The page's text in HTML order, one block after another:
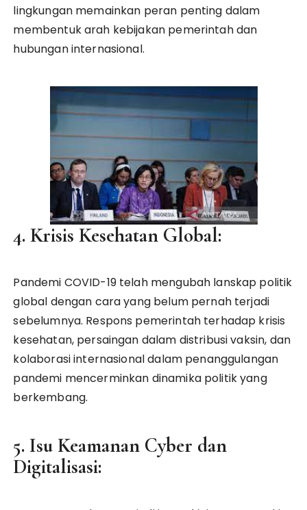
lingkungan memainkan peran penting dalam
membentuk arah kebijakan pemerintah dan
hubungan internasional.
4. Krisis Kesehatan Global:
Pandemi COVID-19 telah mengubah lanskap politik
global dengan cara yang belum pernah terjadi
sebelumnya. Respons pemerintah terhadap krisis
kesehatan, persaingan dalam distribusi vaksin, dan
kolaborasi internasional dalam penanggulangan
pandemi mencerminkan dinamika politik yang
berkembang.
5. Isu Keamanan Cyber dan
Digitalisasi: